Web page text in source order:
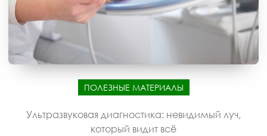
ПОЛЕЗНЫЕ МАТЕРИАЛЫ
Ультразвуковая диагностика: невидимый луч,
который видит всё